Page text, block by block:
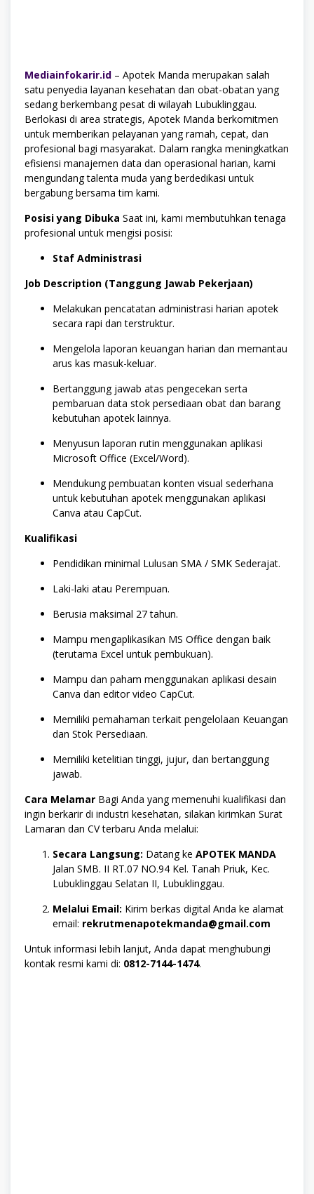
Mediainfokarir.id – Apotek Manda merupakan salah
satu penyedia layanan kesehatan dan obat-obatan yang
sedang berkembang pesat di wilayah Lubuklinggau.
Berlokasi di area strategis, Apotek Manda berkomitmen
untuk memberikan pelayanan yang ramah, cepat, dan
profesional bagi masyarakat. Dalam rangka meningkatkan
efisiensi manajemen data dan operasional harian, kami
mengundang talenta muda yang berdedikasi untuk
bergabung bersama tim kami.
Posisi yang Dibuka Saat ini, kami membutuhkan tenaga
profesional untuk mengisi posisi:
Staf Administrasi
Job Description (Tanggung Jawab Pekerjaan)
Melakukan pencatatan administrasi harian apotek
secara rapi dan terstruktur.
Mengelola laporan keuangan harian dan memantau
arus kas masuk-keluar.
Bertanggung jawab atas pengecekan serta
pembaruan data stok persediaan obat dan barang
kebutuhan apotek lainnya.
Menyusun laporan rutin menggunakan aplikasi
Microsoft Office (Excel/Word).
Mendukung pembuatan konten visual sederhana
untuk kebutuhan apotek menggunakan aplikasi
Canva atau CapCut.
Kualifikasi
Pendidikan minimal Lulusan SMA / SMK Sederajat.
Laki-laki atau Perempuan.
Berusia maksimal 27 tahun.
Mampu mengaplikasikan MS Office dengan baik
(terutama Excel untuk pembukuan).
Mampu dan paham menggunakan aplikasi desain
Canva dan editor video CapCut.
Memiliki pemahaman terkait pengelolaan Keuangan
dan Stok Persediaan.
Memiliki ketelitian tinggi, jujur, dan bertanggung
jawab.
Cara Melamar Bagi Anda yang memenuhi kualifikasi dan
ingin berkarir di industri kesehatan, silakan kirimkan Surat
Lamaran dan CV terbaru Anda melalui:
Secara Langsung: Datang ke APOTEK MANDA
Jalan SMB. II RT.07 NO.94 Kel. Tanah Priuk, Kec.
Lubuklinggau Selatan II, Lubuklinggau.
Melalui Email: Kirim berkas digital Anda ke alamat
email: rekrutmenapotekmanda@gmail.com
Untuk informasi lebih lanjut, Anda dapat menghubungi
kontak resmi kami di: 0812-7144-1474.